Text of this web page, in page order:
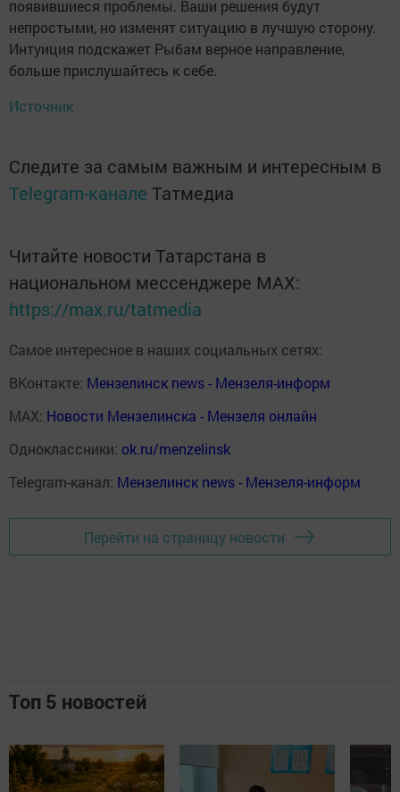
появившиеся проблемы. Ваши решения будут
непростыми, но изменят ситуацию в лучшую сторону.
Интуиция подскажет Рыбам верное направление,
больше прислушайтесь к себе.
Источник
Следите за самым важным и интересным в
Telegram-канале Татмедиа
Читайте новости Татарстана в
национальном мессенджере MАХ:
https://max.ru/tatmedia
Самое интересное в наших социальных сетях:
ВКонтакте: Мензелинск news - Мензеля-информ
MAX: Новости Мензелинска - Мензеля онлайн
Одноклассники: ok.ru/menzelinsk
Telegram-канал: Мензелинск news - Мензеля-информ
Перейти на страницу новости
Топ 5 новостей